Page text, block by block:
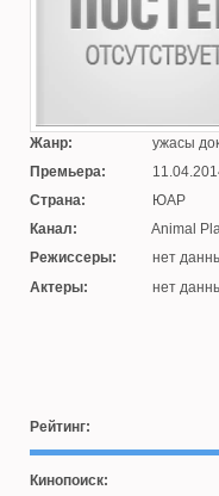
Жанр:
ужасы
Премьера:
Страна:
ЮАР
Канал:
Animal
Режиссеры:
нет
Актеры:
нет
Рейтинг:
Кинопоиск: